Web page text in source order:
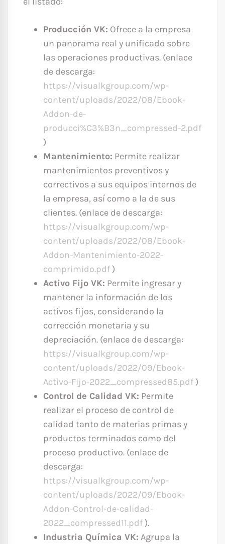
Producción VK: Ofrece a la empresa
un panorama real y unificado sobre
las operaciones productivas. (enlace
de descarga:
https://visualkgroup.com/wp-
content/uploads/2022/08/Ebook-
Addon-de-
producci%C3%B3n_compressed-2.pdf
)
Mantenimiento: Permite realizar
mantenimientos preventivos y
correctivos a sus equipos internos de
la empresa, así como a la de sus
clientes. (enlace de descarga:
https://visualkgroup.com/wp-
content/uploads/2022/08/Ebook-
Addon-Mantenimiento-2022-
comprimido.pdf)
Activo Fijo VK: Permite ingresar y
mantener la información de los
activos fijos, considerando la
corrección monetaria y su
depreciación. (enlace de descarga:
https://visualkgroup.com/wp-
content/uploads/2022/09/Ebook-
Activo-Fijo-2022_compressed85.pdf)
Control de Calidad VK: Permite
realizar el proceso de control de
calidad tanto de materias primas y
productos terminados como del
proceso productivo. (enlace de
descarga:
https://visualkgroup.com/wp-
content/uploads/2022/09/Ebook-
Addon-Control-de-calidad-
2022_compressed11.pdf).
Industria Química VK: Agrupa la